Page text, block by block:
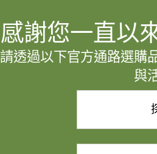
感謝您一直以
請透過以下官方通路選購
與